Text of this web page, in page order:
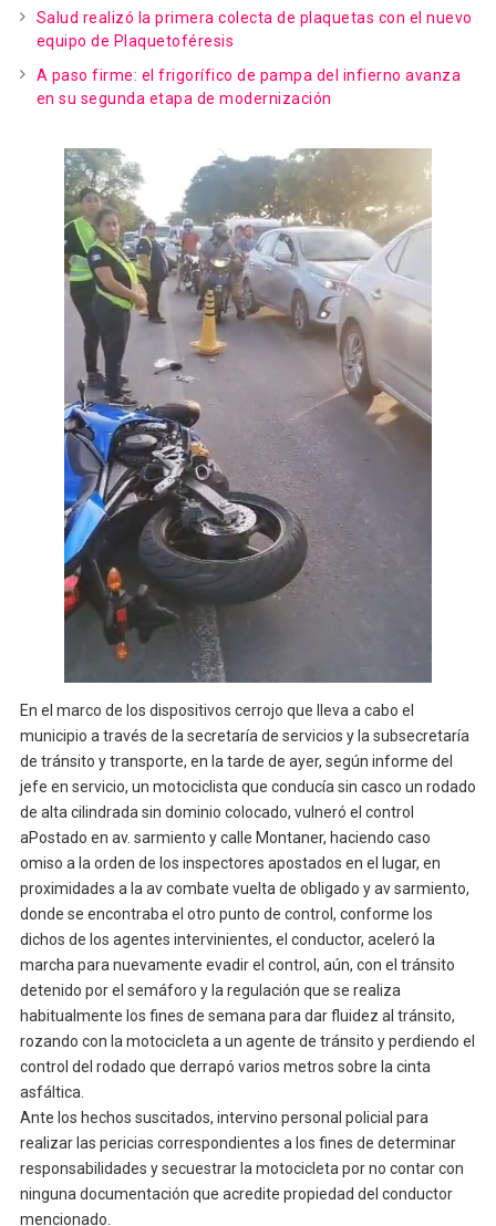
Salud realizó la primera colecta de plaquetas con el nuevo
equipo de Plaquetoféresis
A paso firme: el frigorífico de pampa del infierno avanza
en su segunda etapa de modernización
En el marco de los dispositivos cerrojo que lleva a cabo el
municipio a través de la secretaría de servicios y la subsecretaría
de tránsito y transporte, en la tarde de ayer, según informe del
jefe en servicio, un motociclista que conducía sin casco un rodado
de alta cilindrada sin dominio colocado, vulneró el control
aPostado en av. sarmiento y calle Montaner, haciendo caso
omiso a la orden de los inspectores apostados en el lugar, en
proximidades a la av combate vuelta de obligado y av sarmiento,
donde se encontraba el otro punto de control, conforme los
dichos de los agentes intervinientes, el conductor, aceleró la
marcha para nuevamente evadir el control, aún, con el tránsito
detenido por el semáforo y la regulación que se realiza
habitualmente los fines de semana para dar fluidez al tránsito,
rozando con la motocicleta a un agente de tránsito y perdiendo el
control del rodado que derrapó varios metros sobre la cinta
asfáltica.
Ante los hechos suscitados, intervino personal policial para
realizar las pericias correspondientes a los fines de determinar
responsabilidades y secuestrar la motocicleta por no contar con
ninguna documentación que acredite propiedad del conductor
mencionado.